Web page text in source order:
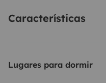
great road trip experience!
---
Características
Lugares para dormir